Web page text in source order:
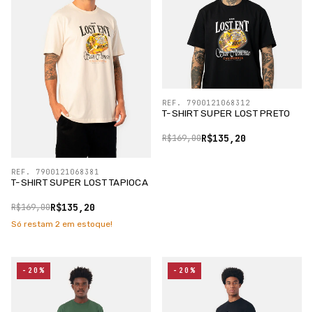
T-SHIRT SUPER LOST TAPIOCA
R$135,20
R$169,00
REF. 7900121068381
Só restam 2 em estoque!
T-SHIRT SUPER LOST PRETO
R$135,20
R$169,00
REF. 7900121068312
-20% -20%